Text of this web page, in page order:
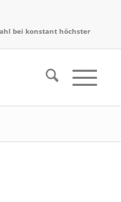
bei konstant höchster